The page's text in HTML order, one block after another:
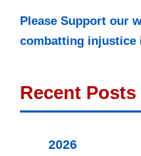
Please Support our
combatting injustice
Recent Posts
2026